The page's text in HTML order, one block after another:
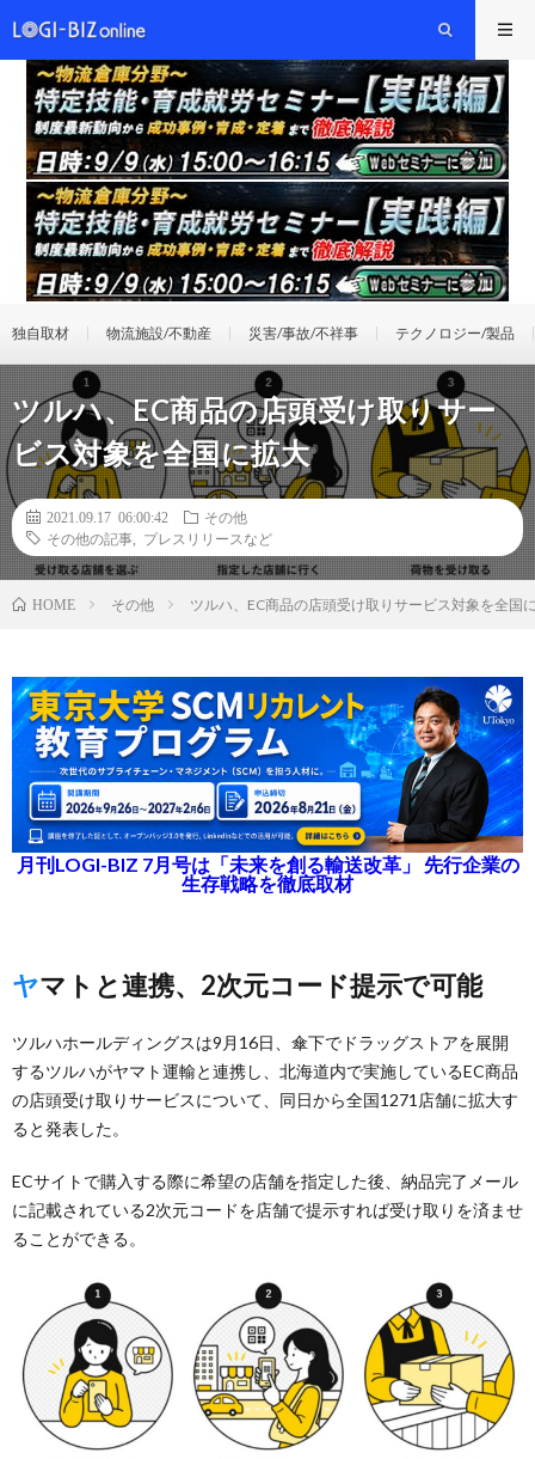
独自取材 物流施設/不動産 災害/事故/不祥事 テクノロジー/製品
ツルハ、EC商品の店頭受け取りサー
ビス対象を全国に拡大
2021.09.17 06:00:42
その他
その他の記事
プレスリリースなど
HOME その他 ツルハ、EC商品の店頭受け取りサービス対象を全国
月刊LOGI-BIZ 7月号は「未来を創る輸送改革」 先行企業の
生存戦略を徹底取材
ヤマトと連携、2次元コード提示で可能
ツルハホールディングスは9月16日、傘下でドラッグストアを展開
するツルハがヤマト運輸と連携し、北海道内で実施しているEC商品
の店頭受け取りサービスについて、同日から全国1271店舗に拡大す
ると発表した。
ECサイトで購入する際に希望の店舗を指定した後、納品完了メール
に記載されている2次元コードを店舗で提示すれば受け取りを済ませ
ることができる。